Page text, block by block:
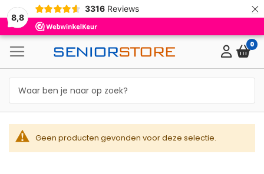
8,8
3316 Reviews ×
0
Geen producten gevonden voor deze selectie.